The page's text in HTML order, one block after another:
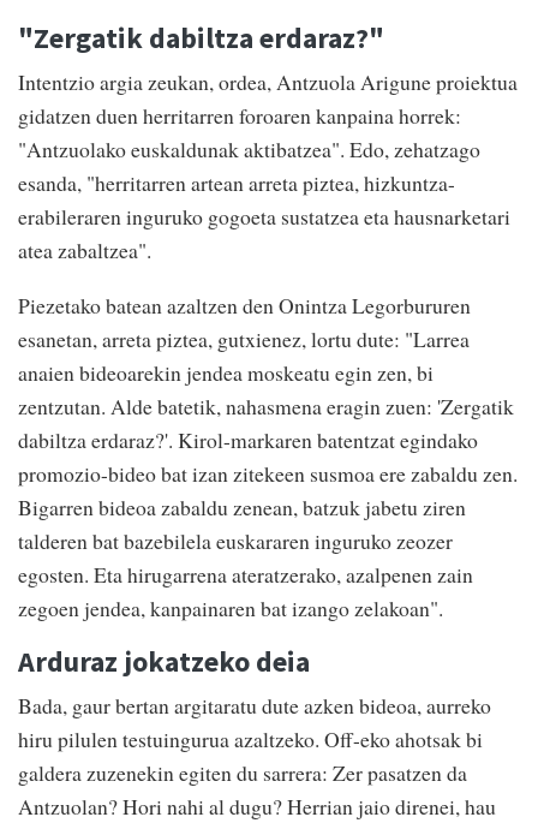
"Zergatik dabiltza erdaraz?"
Intentzio argia zeukan, ordea, Antzuola Arigune proiektua
gidatzen duen herritarren foroaren kanpaina horrek:
"Antzuolako euskaldunak aktibatzea". Edo, zehatzago
esanda, "herritarren artean arreta piztea, hizkuntza-
erabileraren inguruko gogoeta sustatzea eta hausnarketari
atea zabaltzea".
Piezetako batean azaltzen den Onintza Legorbururen
esanetan, arreta piztea, gutxienez, lortu dute: "Larrea
anaien bideoarekin jendea moskeatu egin zen, bi
zentzutan. Alde batetik, nahasmena eragin zuen: 'Zergatik
dabiltza erdaraz?'. Kirol-markaren batentzat egindako
promozio-bideo bat izan zitekeen susmoa ere zabaldu zen.
Bigarren bideoa zabaldu zenean, batzuk jabetu ziren
talderen bat bazebilela euskararen inguruko zeozer
egosten. Eta hirugarrena ateratzerako, azalpenen zain
zegoen jendea, kanpainaren bat izango zelakoan".
Arduraz jokatzeko deia
Bada, gaur bertan argitaratu dute azken bideoa, aurreko
hiru pilulen testuingurua azaltzeko. Off-eko ahotsak bi
galdera zuzenekin egiten du sarrera: Zer pasatzen da
Antzuolan? Hori nahi al dugu? Herrian jaio direnei, hau